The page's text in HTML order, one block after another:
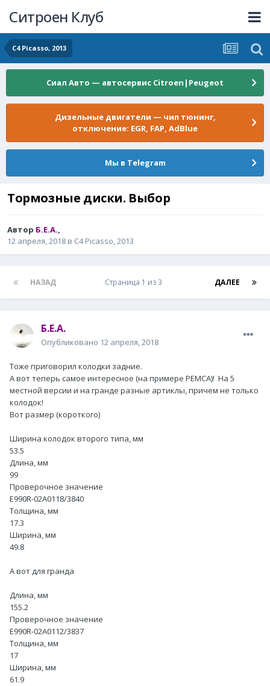
Ситроен Клуб
C4 Picasso, 2013
Сиал Авто — автосервис Citroen|Peugeot
Дизельные двигатели — чип тюнинг,
отключение: EGR, FAP, AdBlue
Мы в Telegram
Тормозные диски. Выбор
Автор Б.Е.А.,
12 апреля, 2018 в C4 Picasso, 2013
НАЗАД ДАЛЕЕ
Страница 1 из 3
Б.Е.А.
Опубликовано 12 апреля, 2018
Тоже приговорил колодки задние.
А вот теперь самое интересное (на примере РЕМСА)! На 5
местной версии и на гранде разные артиклы, причем не только
колодок!
Вот размер (короткого)
Ширина колодок второго типа, мм
53.5
Длина, мм
99
Проверочное значение
E990R-02A0118/3840
Толщина, мм
17.3
Ширина, мм
49.8
А вот для гранда
Длина, мм
155.2
Проверочное значение
E990R-02A0112/3837
Толщина, мм
17
Ширина, мм
61.9